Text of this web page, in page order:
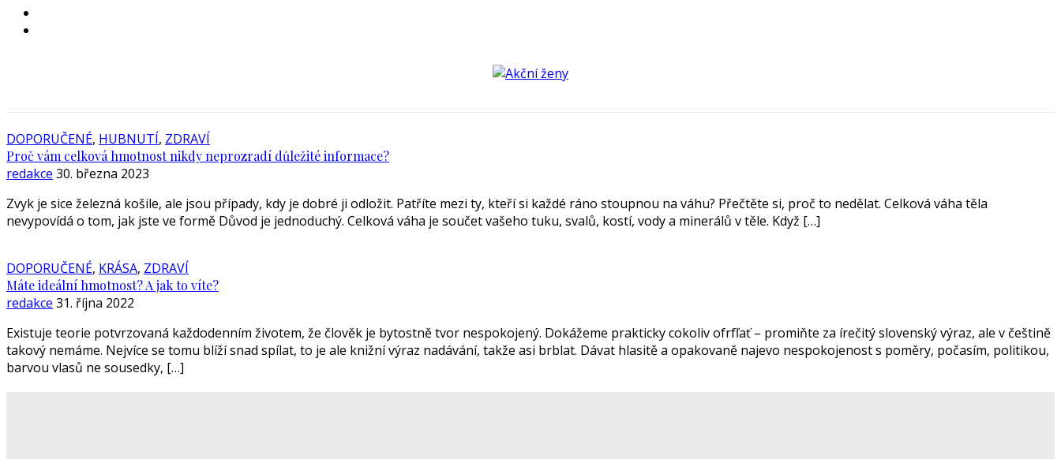
DOPORUČENÉ, HUBNUTÍ, ZDRAVÍ
Proč vám celková hmotnost nikdy neprozradí důležité informace?
redakce 30. března 2023
Zvyk je sice železná košile, ale jsou případy, kdy je dobré ji odložit. Patříte mezi ty, kteří si každé ráno stoupnou na váhu? Přečtěte si, proč to nedělat. Celková váha těla
nevypovídá o tom, jak jste ve formě Důvod je jednoduchý. Celková váha je součet vašeho tuku, svalů, kostí, vody a minerálů v těle. Když […]
DOPORUČENÉ, KRÁSA, ZDRAVÍ
Máte ideální hmotnost? A jak to víte?
redakce 31. října 2022
Existuje teorie potvrzovaná každodenním životem, že člověk je bytostně tvor nespokojený. Dokážeme prakticky cokoliv ofrfľať – promiňte za írečitý slovenský výraz, ale v češtině
takový nemáme. Nejvíce se tomu blíží snad spílat, to je ale knižní výraz nadávání, takže asi brblat. Dávat hlasitě a opakovaně najevo nespokojenost s poměry, počasím, politikou,
barvou vlasů ne sousedky, […]